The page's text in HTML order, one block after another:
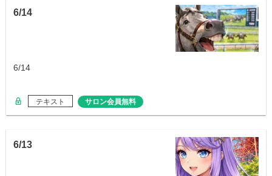
6/14
6/14
テキスト サロン会員無料
6/13